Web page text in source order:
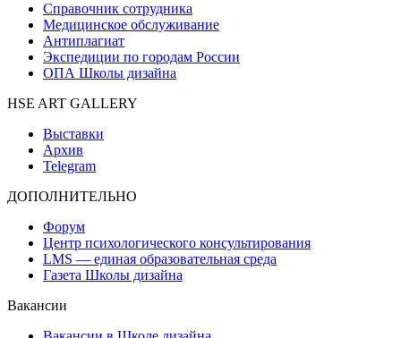
Справочник сотрудника
Медицинское обслуживание
Антиплагиат
Экспедиции по городам России
ОПА Школы дизайна
HSE ART GALLERY
Выставки
Архив
Telegram
ДОПОЛНИТЕЛЬНО
Форум
Центр психологического консультирования
LMS — единая образовательная среда
Газета Школы дизайна
Вакансии